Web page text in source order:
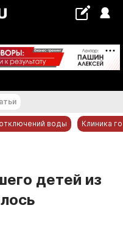
°С
воды Клиника
детей из